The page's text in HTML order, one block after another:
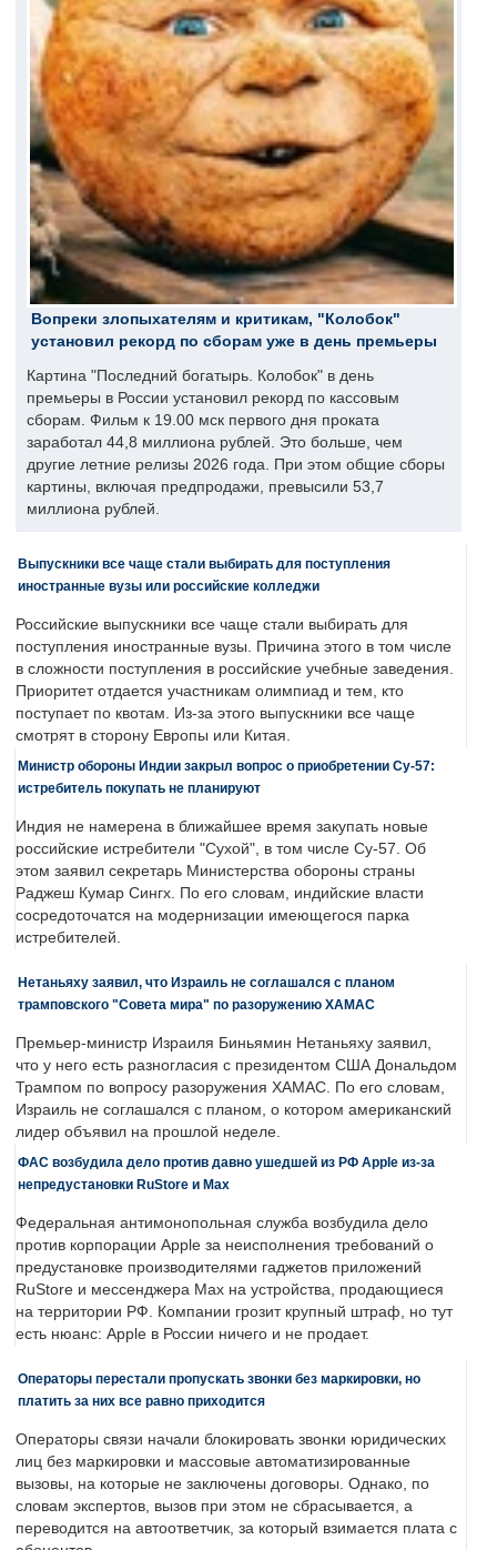
Вопреки злопыхателям и критикам, "Колобок"
установил рекорд по сборам уже в день премьеры
Картина "Последний богатырь. Колобок" в день
премьеры в России установил рекорд по кассовым
сборам. Фильм к 19.00 мск первого дня проката
заработал 44,8 миллиона рублей. Это больше, чем
другие летние релизы 2026 года. При этом общие сборы
картины, включая предпродажи, превысили 53,7
миллиона рублей.
Выпускники все чаще стали выбирать для поступления
иностранные вузы или российские колледжи
Российские выпускники все чаще стали выбирать для
поступления иностранные вузы. Причина этого в том числе
в сложности поступления в российские учебные заведения.
Приоритет отдается участникам олимпиад и тем, кто
поступает по квотам. Из-за этого выпускники все чаще
смотрят в сторону Европы или Китая.
Министр обороны Индии закрыл вопрос о приобретении Су-57:
истребитель покупать не планируют
Индия не намерена в ближайшее время закупать новые
российские истребители "Сухой", в том числе Су-57. Об
этом заявил секретарь Министерства обороны страны
Раджеш Кумар Сингх. По его словам, индийские власти
сосредоточатся на модернизации имеющегося парка
истребителей.
Нетаньяху заявил, что Израиль не соглашался с планом
трамповского "Совета мира" по разоружению ХАМАС
Премьер-министр Израиля Биньямин Нетаньяху заявил,
что у него есть разногласия с президентом США Дональдом
Трампом по вопросу разоружения ХАМАС. По его словам,
Израиль не соглашался с планом, о котором американский
лидер объявил на прошлой неделе.
ФАС возбудила дело против давно ушедшей из РФ Apple из-за
непредустановки RuStore и Max
Федеральная антимонопольная служба возбудила дело
против корпорации Apple за неисполнения требований о
предустановке производителями гаджетов приложений
RuStore и мессенджера Max на устройства, продающиеся
на территории РФ. Компании грозит крупный штраф, но тут
есть нюанс: Apple в России ничего и не продает.
Операторы перестали пропускать звонки без маркировки, но
платить за них все равно приходится
Операторы связи начали блокировать звонки юридических
лиц без маркировки и массовые автоматизированные
вызовы, на которые не заключены договоры. Однако, по
словам экспертов, вызов при этом не сбрасывается, а
переводится на автоответчик, за который взимается плата с